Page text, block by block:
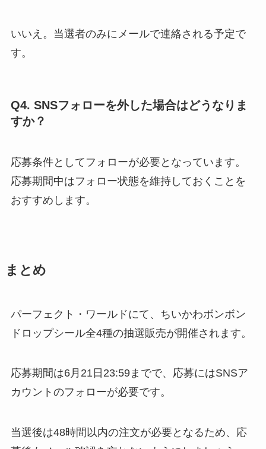
いいえ。当選者のみにメールで連絡される予定で
す。
Q4. SNSフォローを外した場合はどうなりま
すか？
応募条件としてフォローが必要となっています。
応募期間中はフォロー状態を維持しておくことを
おすすめします。
まとめ
パーフェクト・ワールドにて、ちいかわボンボン
ドロップシール全4種の抽選販売が開催されます。
応募期間は6月21日23:59までで、応募にはSNSア
カウントのフォローが必要です。
当選後は48時間以内の注文が必要となるため、応